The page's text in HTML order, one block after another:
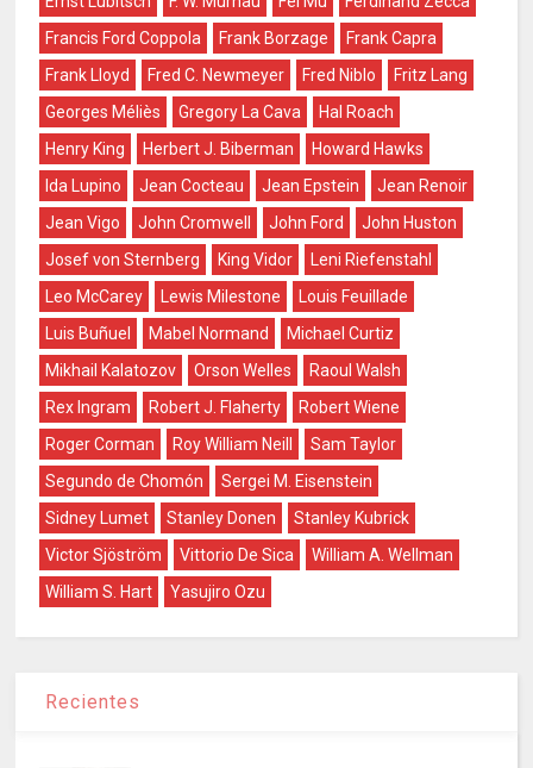
Francis Ford Coppola
Frank Borzage
Frank Capra
Frank Lloyd
Fred C. Newmeyer Fred Niblo
Fritz Lang
Georges Méliès
Gregory La Cava
Hal Roach
Henry King
Herbert J. Biberman
Howard Hawks
Ida Lupino
Jean Cocteau Jean Epstein
Jean Renoir
Jean Vigo
John Cromwell John Ford
John Huston
Josef von Sternberg
King Vidor
Leni Riefenstahl
Leo McCarey
Lewis Milestone
Louis Feuillade
Luis Buñuel
Mabel Normand
Michael Curtiz
Mikhail Kalatozov
Orson Welles
Raoul Walsh
Rex Ingram
Robert J. Flaherty
Robert Wiene
Roger Corman
Roy William Neill
Sam Taylor
Segundo de Chomón
Sergei M. Eisenstein
Sidney Lumet
Stanley Donen
Stanley Kubrick
Victor Sjöström
Vittorio De Sica
William A. Wellman
William S. Hart
Yasujiro Ozu
Recientes